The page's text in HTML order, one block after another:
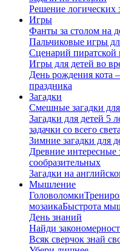
Решение логических
Игры
Фанты за столом на
Пальчиковые игры
Сценарий пиратской
Игры для детей во
День рождения кота
праздника
Загадки
Смешные загадки для
Загадки для детей 5
задачки со всего света
Зимние загадки для
Древние интересные
сообразительных
Загадки на
Мышление
Головоломки
мозаикаБыстрота
День знаний
Найди
Всяк сверчок знай